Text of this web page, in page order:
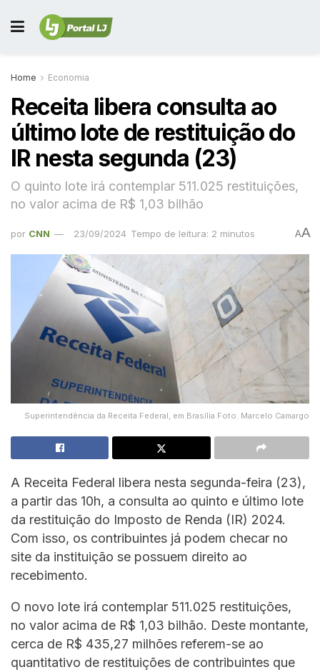
Home Economia
Receita libera consulta ao
último lote de restituição do
IR nesta segunda (23)
O quinto lote irá contemplar 511.025 restituições,
no valor acima de R$ 1,03 bilhão
por CNN 23/09/2024 Tempo de leitura: 2 minutos AA
Superintendência da Receita Federal, em Brasília Foto: Marcelo Camargo
A Receita Federal libera nesta segunda-feira (23),
a partir das 10h, a consulta ao quinto e último lote
da restituição do Imposto de Renda (IR) 2024.
Com isso, os contribuintes já podem checar no
site da instituição se possuem direito ao
recebimento.
O novo lote irá contemplar 511.025 restituições,
no valor acima de R$ 1,03 bilhão. Deste montante,
cerca de R$ 435,27 milhões referem-se ao
quantitativo de restituições de contribuintes que